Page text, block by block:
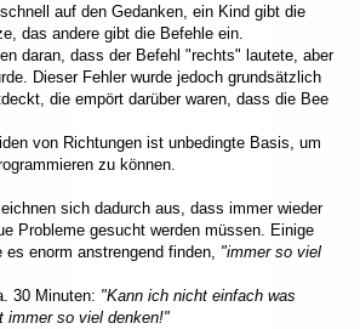
auf den Gedanken, ein Kind gibt die
das andere gibt die Befehle ein.
daran, dass der Befehl "rechts" lautete, aber
Dieser Fehler wurde jedoch grundsätzlich
die empört darüber waren, dass die Bee
von Richtungen ist unbedingte Basis, um
zu können.
sich dadurch aus, dass immer wieder
Probleme gesucht werden müssen. Einige
enorm anstrengend finden, "immer so viel
30 Minuten: "Kann ich nicht einfach was
immer so viel denken!"